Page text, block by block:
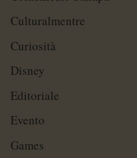
Culturalmentre
Curiosità
Disney
Editoriale
Evento
Games